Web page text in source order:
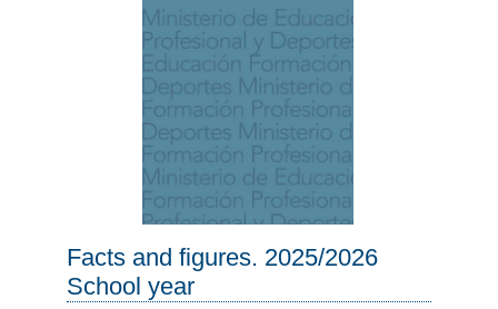
Facts and figures. 2025/2026
School year